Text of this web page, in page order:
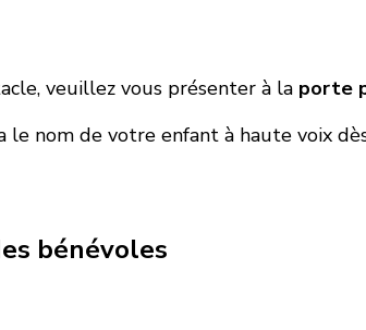
veuillez vous présenter à la porte
nom de votre enfant à haute voix
bénévoles